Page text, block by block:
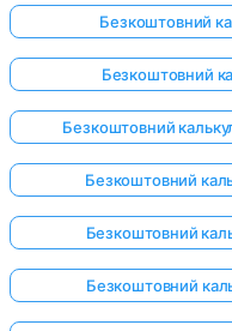
Безкоштовний
Безкоштовний
Безкоштовний
Безкоштовний
Безкоштовний
Безкоштовний